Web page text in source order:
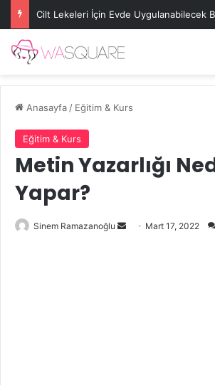
Cilt Lekeleri İçin Evde Uygulanabilecek
Anasayfa/ Eğitim & Kurs
Eğitim & Kurs
Metin Yazarlığı
Yapar?
Sinem Ramazanoğlu
Bir
Mart 17, 2022